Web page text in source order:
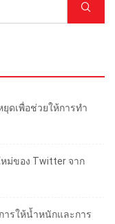
ดเพื่อช่วยให้การทำ
หม่ของ Twitter จาก
ารให้น้ำหนักและการ